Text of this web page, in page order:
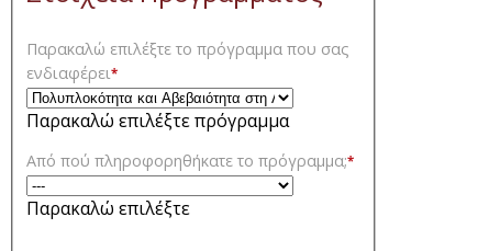
Παρακαλώ επιλέξτε το πρόγραμμα που σας
ενδιαφέρει*
Παρακαλώ επιλέξτε πρόγραμμα
Από πού πληροφορηθήκατε το πρόγραμμα;*
Παρακαλώ επιλέξτε